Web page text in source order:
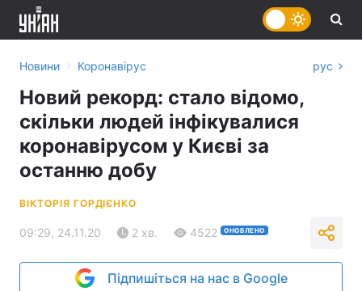
Новини › Коронавірус рус
Новий рекорд: стало відомо,
скільки людей інфікувалися
коронавірусом у Києві за
останню добу
ВІКТОРІЯ ГОРДІЄНКО
09:29, 24.11.20 2 хв. 4522 ОНОВЛЕНО
Підпишіться на нас в Google